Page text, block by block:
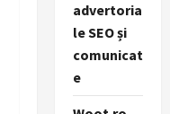
advertoria
le SEO și
comunicat
e